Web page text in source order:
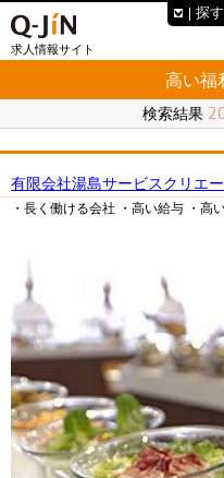
求人情報サイト
高い福
検索結果
有限会社湯島サービスクリエー
・長く働ける会社 ・高い給与 ・高
探